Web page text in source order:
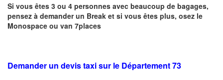
Si vous êtes 3 ou 4 personnes avec beaucoup de bagages,
pensez à demander un Break et si vous êtes plus, osez le
Monospace ou van 7places
Demander un devis taxi sur le Département 73